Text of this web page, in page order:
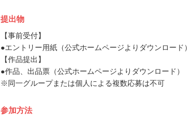
提出物
【事前受付】
●エントリー用紙（公式ホームページよりダウンロード）
【作品提出】
●作品、出品票（公式ホームページよりダウンロード）
※同一グループまたは個人による複数応募は不可
参加方法